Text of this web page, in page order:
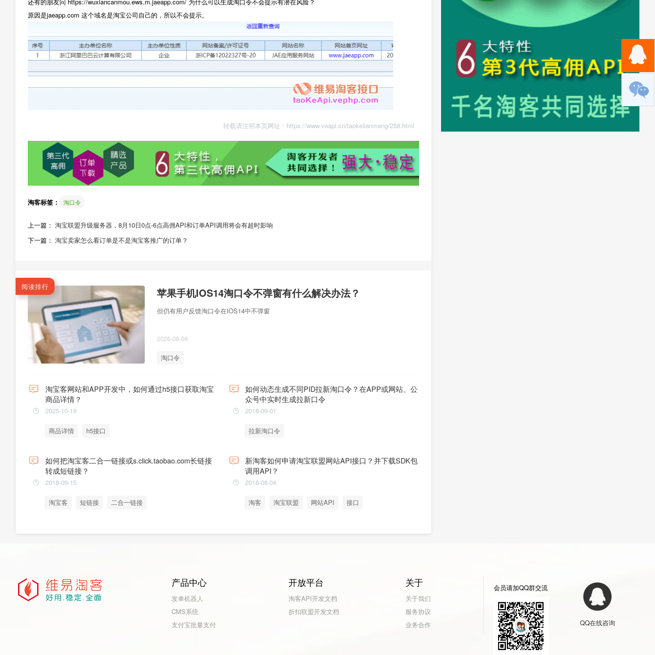
原因是jaeapp.com 这个域名是淘宝公司自己的，所以不会提示。
转载请注明本页网址： https://www.veapi.cn/taokelianmeng/258.html
淘客标签： 淘口令
上一篇： 淘宝联盟升级服务器，8月10日0点-6点高佣API和订单API调用将会有超时影响
下一篇： 淘宝卖家怎么看订单是不是淘宝客推广的订单？
阅读排行 苹果手机IOS14淘口令不弹窗有什么解决办法？
但仍有用户反馈淘口令在IOS14中不弹窗
2026-08-06
淘口令
淘宝客网站和APP开发中，如何通过h5接口获取淘宝
商品详情？
2025-10-19
商品详情 h5接口
如何动态生成不同PID拉新淘口令？在APP或网站、公
众号中实时生成拉新口令
2018-09-01
拉新淘口令
如何把淘宝客二合一链接或s.click.taobao.com长链接
转成短链接？
2018-09-15
淘宝客 短链接 二合一链接
新淘客如何申请淘宝联盟网站API接口？并下载SDK包
调用API？
2018-08-04
淘客 淘宝联盟 网站API 接口
产品中心
发单机器人
CMS系统
支付宝批量支付
开放平台
淘客API开发文档
折扣联盟开发文档
关于
关于我们
服务协议
业务合作
会员请加QQ群交流
QQ在线咨询